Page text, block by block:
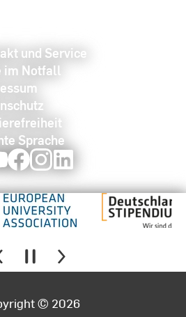
und Service
im Notfall
Sprache
YoutubeFacebookInstagram
© 2026